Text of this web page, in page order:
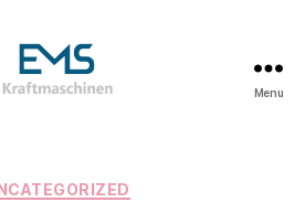
&
Menu
Categories